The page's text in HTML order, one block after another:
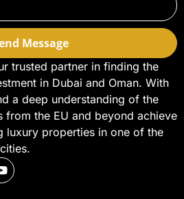
Message
trusted partner in finding the
in Dubai and Oman. With
a deep understanding of the
from the EU and beyond achieve
luxury properties in one of the